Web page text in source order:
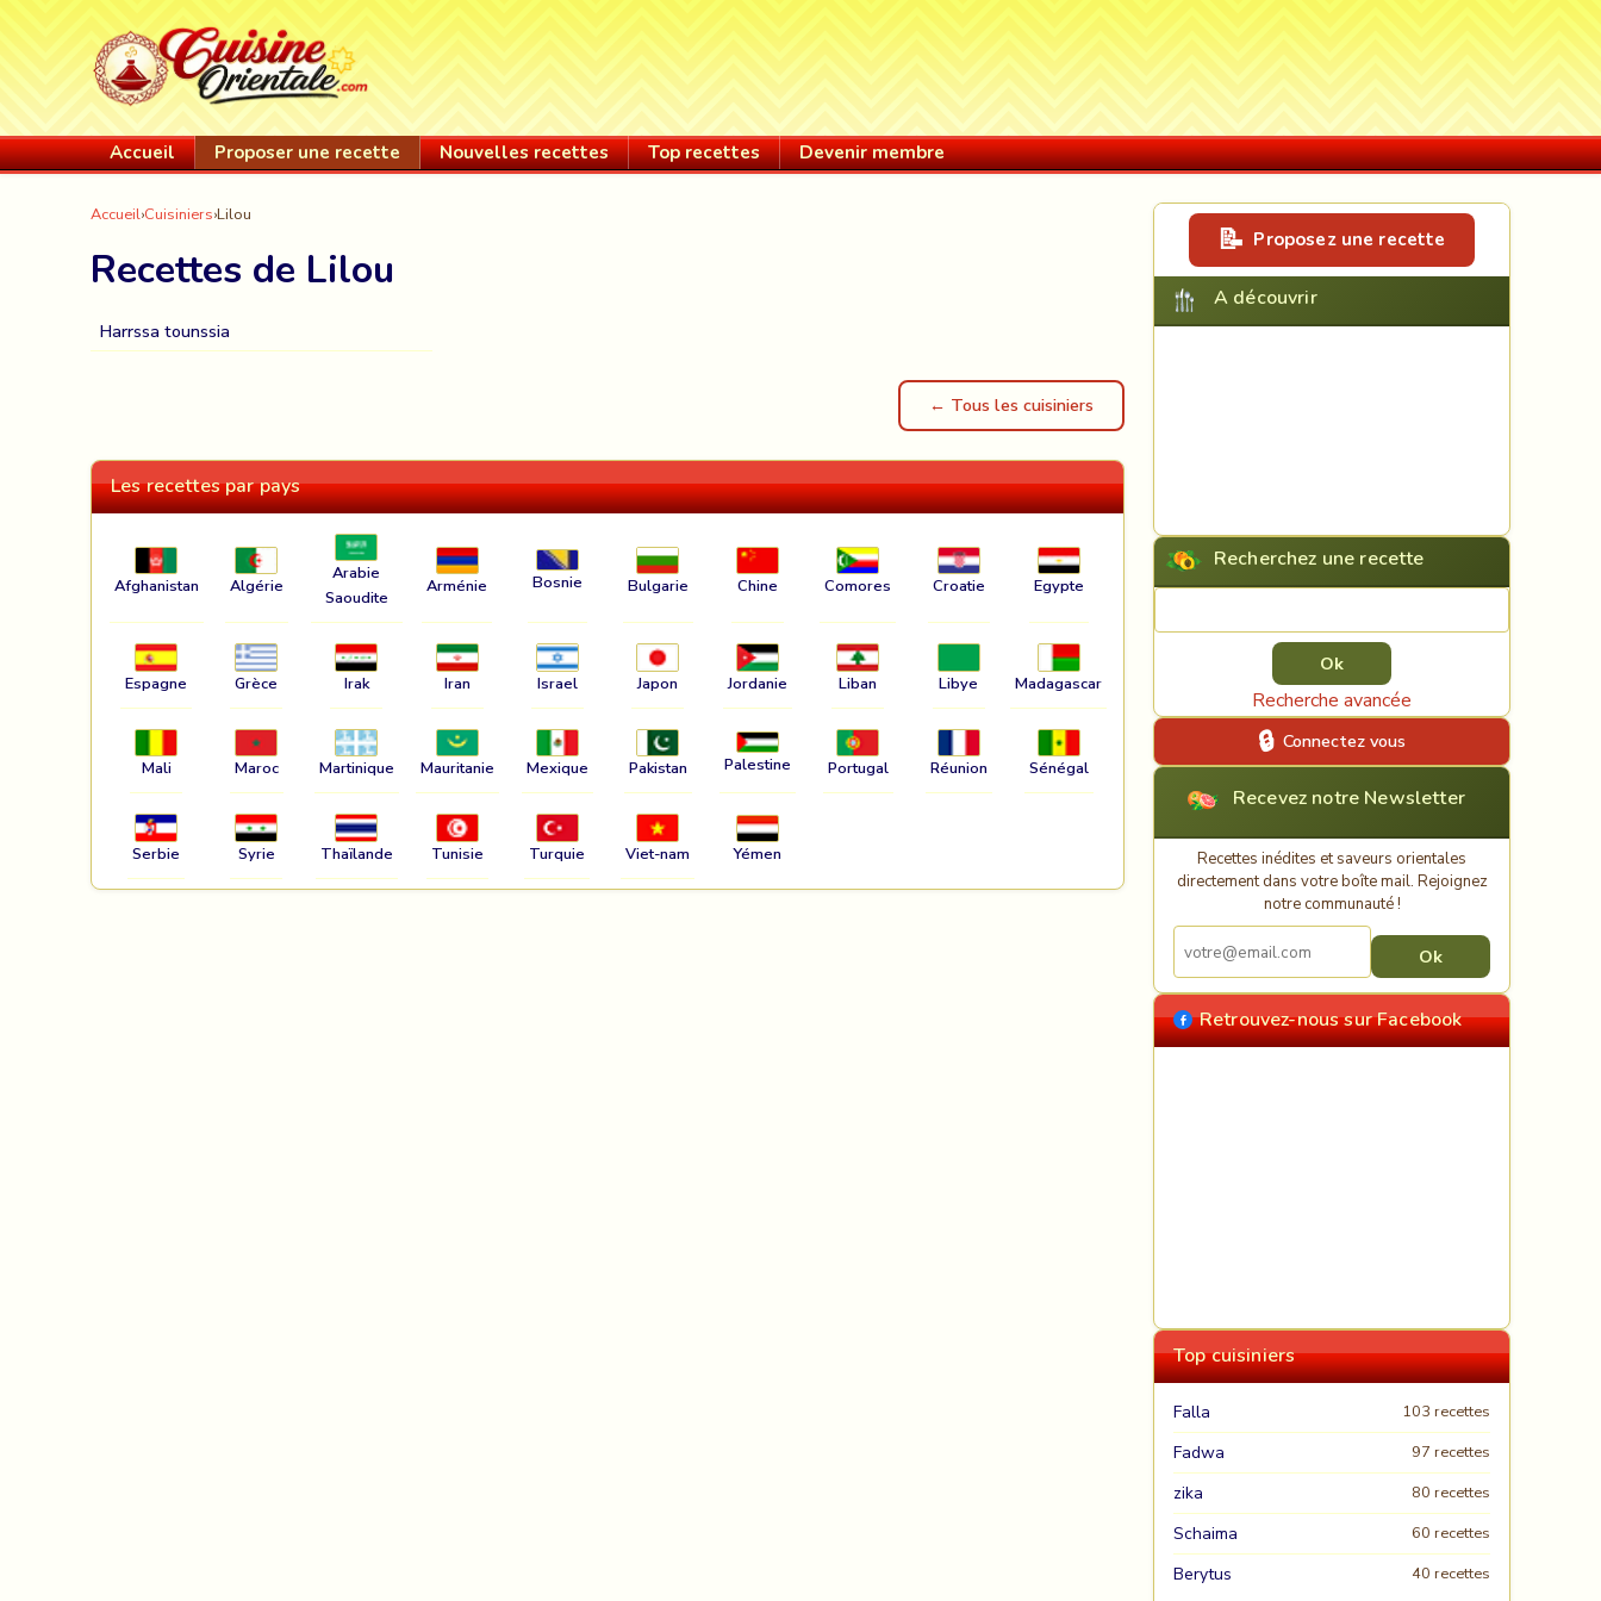
Accueil Proposer une recette Nouvelles recettes Top recettes Devenir membre
Accueil›Cuisiniers›Lilou
Recettes de Lilou
Harrssa tounssia
← Tous les cuisiniers
Les recettes par pays
Afghanistan Algérie
Arabie
Saoudite
Arménie Bosnie Bulgarie Chine Comores Croatie Egypte
Espagne Grèce Irak Iran Israel Japon Jordanie Liban Libye Madagascar
Mali Maroc Martinique Mauritanie Mexique Pakistan Palestine Portugal Réunion Sénégal
Serbie Syrie Thaïlande Tunisie Turquie Viet-nam Yémen
Proposez une recette
A découvrir
Recherchez une recette
Recherche avancée
Connectez vous
Recevez notre Newsletter
Recettes inédites et saveurs orientales
directement dans votre boîte mail. Rejoignez
notre communauté !
Retrouvez-nous sur Facebook
Top cuisiniers
Falla 103 recettes
Fadwa 97 recettes
zika 80 recettes
Schaima 60 recettes
Berytus 40 recettes